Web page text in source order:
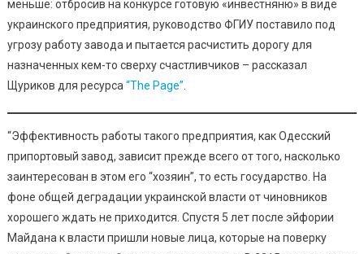
Особое
Мнение
меньше: отбросив на конкурсе готовую «инвестняню» в виде
украинского предприятия, руководство ФГИУ поставило под
угрозу работу завода и пытается расчистить дорогу для
назначенных кем-то сверху счастливчиков – рассказал
Щуриков для ресурса “The Page”
“Эффективность работы такого предприятия, как Одесский
припортовый завод, зависит прежде всего от того, насколько
заинтересован в этом его “хозяин”, то есть государство. На
фоне общей деградации украинской власти от чиновников
хорошего ждать не приходится. Спустя 5 лет после эйфории
Майдана к власти пришли новые лица, которые на поверку